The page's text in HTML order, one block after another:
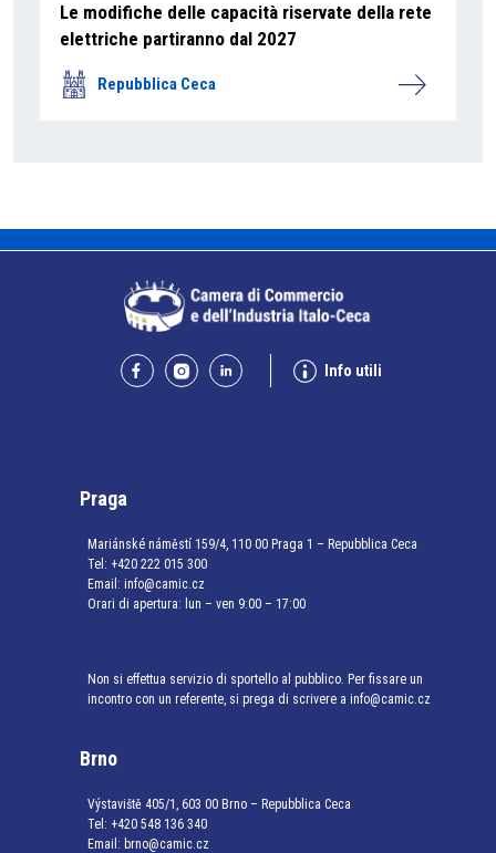
Le modifiche delle capacità riservate della rete
elettriche partiranno dal 2027
Repubblica Ceca
Info utili
Praga
Mariánské náměstí 159/4, 110 00 Praga 1 – Repubblica Ceca
Tel: +420 222 015 300
Email: info@camic.cz
Orari di apertura: lun – ven 9:00 – 17:00
Non si effettua servizio di sportello al pubblico. Per fissare un
incontro con un referente, si prega di scrivere a info@camic.cz
Brno
Výstaviště 405/1, 603 00 Brno – Repubblica Ceca
Tel: +420 548 136 340
Email: brno@camic.cz